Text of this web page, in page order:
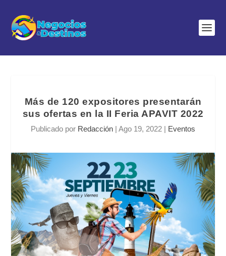
Más de 120 expositores presentarán
sus ofertas en la II Feria APAVIT 2022
Publicado por Redacción | Ago 19, 2022 | Eventos